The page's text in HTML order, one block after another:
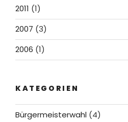
2011 (1)
2007 (3)
2006 (1)
KATEGORIEN
Bürgermeisterwahl (4)